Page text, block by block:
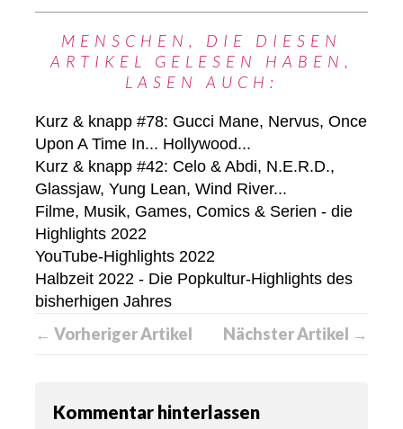
MENSCHEN, DIE DIESEN
ARTIKEL GELESEN HABEN,
LASEN AUCH:
Kurz & knapp #78: Gucci Mane, Nervus, Once
Upon A Time In... Hollywood...
Kurz & knapp #42: Celo & Abdi, N.E.R.D.,
Glassjaw, Yung Lean, Wind River...
Filme, Musik, Games, Comics & Serien - die
Highlights 2022
YouTube-Highlights 2022
Halbzeit 2022 - Die Popkultur-Highlights des
bisherhigen Jahres
← Vorheriger Artikel Nächster Artikel →
Kommentar hinterlassen